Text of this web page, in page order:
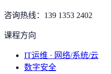
咨询热线： 139 1353 2402
课程方向
IT运维 · 网络/系统/云
数字安全